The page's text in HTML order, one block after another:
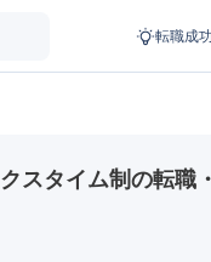
転職成
スタイム制の転職